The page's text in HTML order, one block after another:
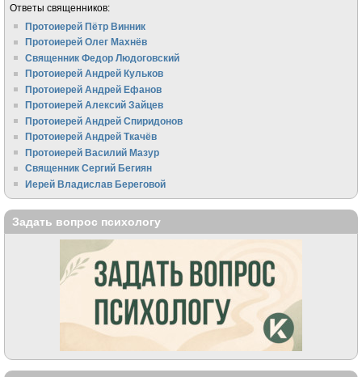
Ответы священников:
Протоиерей Пётр Винник
Протоиерей Олег Махнёв
Священник Федор Людоговский
Протоиерей Андрей Кульков
Протоиерей Андрей Ефанов
Протоиерей Алексий Зайцев
Протоиерей Андрей Спиридонов
Протоиерей Андрей Ткачёв
Протоиерей Василий Мазур
Священник Сергий Бегиян
Иерей Владислав Береговой
Задать вопрос психологу